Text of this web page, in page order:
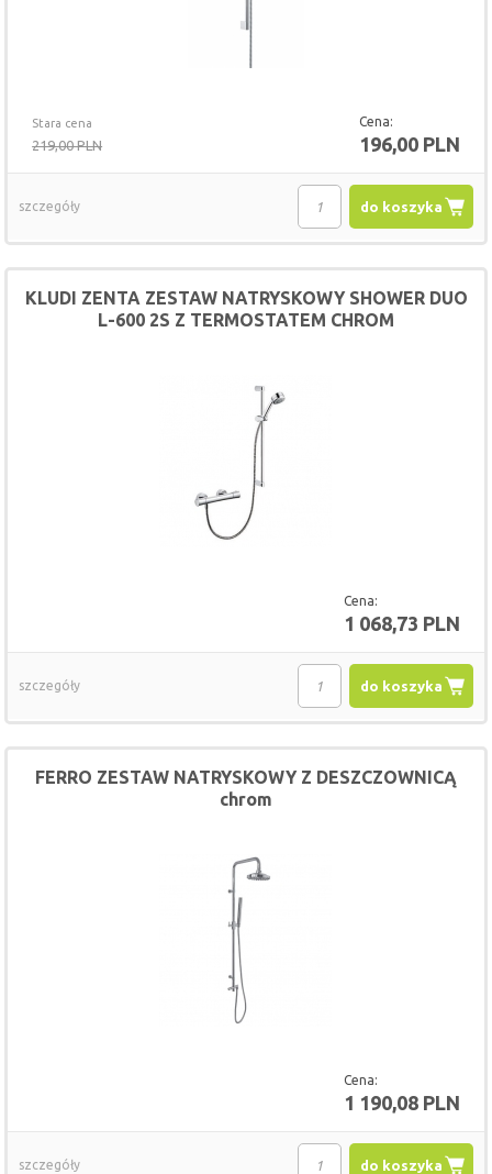
Stara cena
219,00 PLN
Cena:
196,00 PLN
do koszyka
szczegóły
Cena:
1 068,73 PLN
KLUDI ZENTA ZESTAW NATRYSKOWY SHOWER DUO
L-600 2S Z TERMOSTATEM CHROM
do koszyka
szczegóły
Cena:
1 190,08 PLN
FERRO ZESTAW NATRYSKOWY Z DESZCZOWNICĄ
chrom
do koszyka
szczegóły